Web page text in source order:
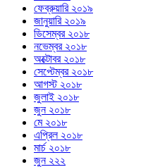
ফেব্রুয়ারি ২০১৯
জানুয়ারি ২০১৯
ডিসেম্বর ২০১৮
নভেম্বর ২০১৮
অক্টোবর ২০১৮
সেপ্টেম্বর ২০১৮
আগস্ট ২০১৮
জুলাই ২০১৮
জুন ২০১৮
মে ২০১৮
এপ্রিল ২০১৮
মার্চ ২০১৮
জুন ২২২